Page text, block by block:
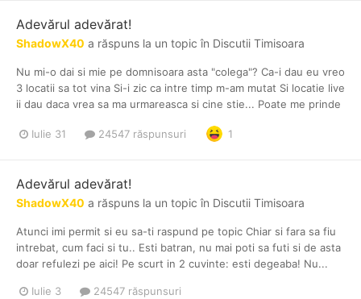
Adevărul adevărat!
ShadowX40 a răspuns la un topic în Discutii Timisoara
Nu mi-o dai si mie pe domnisoara asta "colega"? Ca-i dau eu vreo
3 locatii sa tot vina Si-i zic ca intre timp m-am mutat Si locatie live
ii dau daca vrea sa ma urmareasca si cine stie... Poate me prinde
Iulie 31 24547 răspunsuri 1
Adevărul adevărat!
ShadowX40 a răspuns la un topic în Discutii Timisoara
Atunci imi permit si eu sa-ti raspund pe topic Chiar si fara sa fiu
intrebat, cum faci si tu.. Esti batran, nu mai poti sa futi si de asta
doar refulezi pe aici! Pe scurt in 2 cuvinte: esti degeaba! Nu...
Iulie 3 24547 răspunsuri